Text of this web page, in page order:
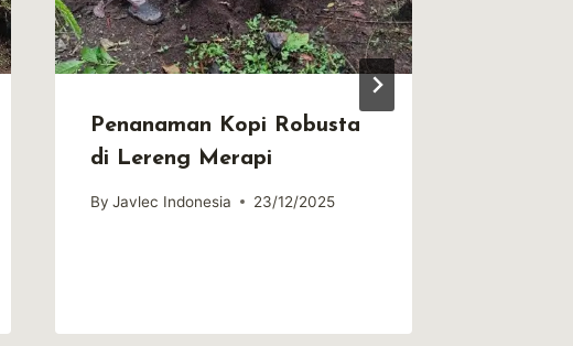
Penanaman Kopi Robusta
di Lereng Merapi
By Javlec Indonesia 23/12/2025